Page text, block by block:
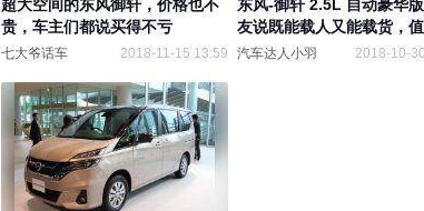
超大空间的东风御轩，价格也不
贵，车主们都说买得不亏
七大爷话车 2018-11-15 13:59
东风-御轩 2.5L 自动豪华
友说既能载人又能载货，
虑
汽车达人小羽 2018-10-